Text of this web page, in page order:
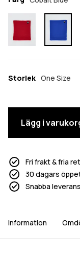
Storlek One Size
Lägg i
Fri frakt & fria
30 dagars
Snabba
Information